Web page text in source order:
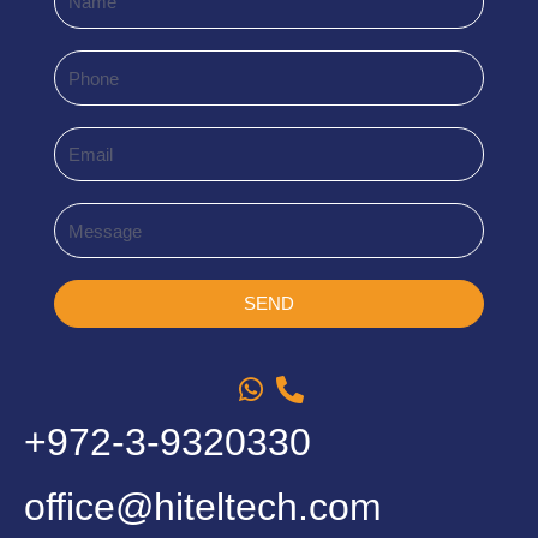
Phone
Email
Message
SEND
+972-3-9320330
office@hiteltech.com